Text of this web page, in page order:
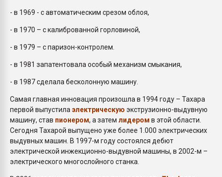
- в 1969 - с автоматическим срезом облоя,
- в 1970 – с калиброванной горловиной,
- в 1979 – с паризон-контролем.
- в 1981 запатентовала особый механизм смыкания,
- в 1987 сделала бесколонную машину.
Самая главная инновация произошла в 1994 году – Тахара
первой выпустила электрическую экструзионно-выдувную
машину, став пионером, а затем лидером в этой области.
Сегодня Тахарой выпущено уже более 1.000 электрических
выдувных машин. В 1997-м году состоялся дебют
электрической инжекционно-выдувной машины, в 2002-м –
электрического многослойного станка.